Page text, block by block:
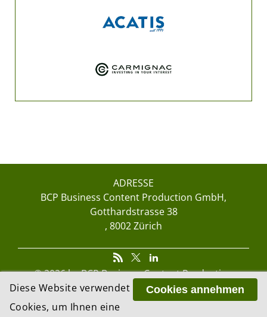
ADRESSE
BCP Business Content Production GmbH
Gotthardstrasse 38
8002 Zürich
© 2026 by BCP Business Content Production
GmbH, Zürich – Switzerland
Website by update AG, Zurich
Cookies annehmen
Diese Website verwendet
Cookies, um Ihnen eine